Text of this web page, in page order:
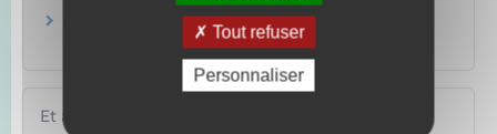
Traduction d'un document : comment trouver
un traducteur agréé ?
Et aussi
Tout refuser
Personnaliser